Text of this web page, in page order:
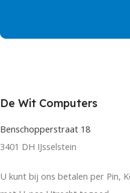
De Wit Computers
Benschopperstraat 18
3401 DH IJsselstein
U kunt bij ons betalen per Pin,